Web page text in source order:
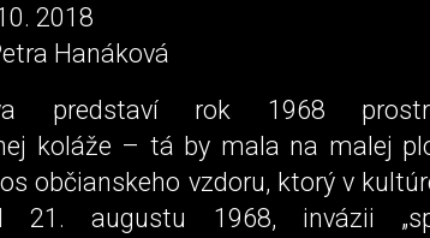
2018
Hanáková
predstaví rok 1968
koláže – tá by mala na malej
občianskeho vzdoru, ktorý v
21. augustu 1968, invázii